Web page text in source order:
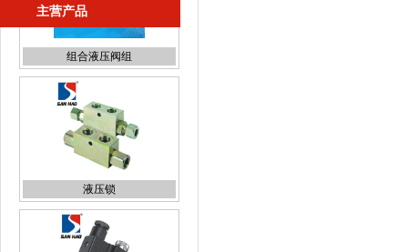
主营产品
液压锁